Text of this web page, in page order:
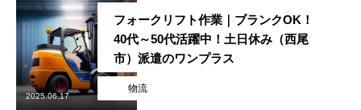
物流
フォークリフト作業｜ブランクOK！
40代～50代活躍中！土日休み（西尾
市）派遣のワンプラス
2025.06.17